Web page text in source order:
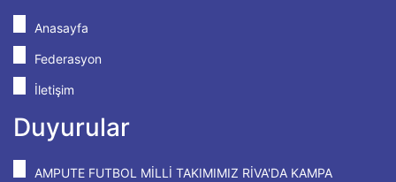
Anasayfa
Federasyon
İletişim
Duyurular
AMPUTE FUTBOL MİLLİ TAKIMIMIZ RİVA'DA KAMPA